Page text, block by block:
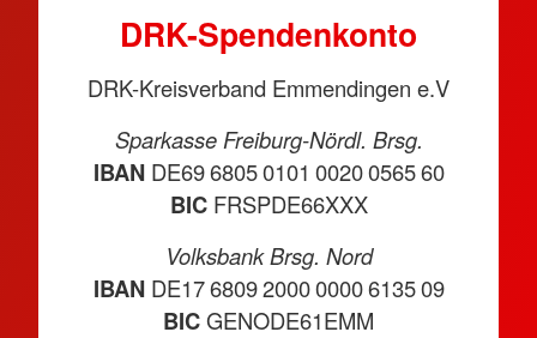
DRK-Spendenkonto
DRK-Kreisverband Emmendingen e.V
Sparkasse Freiburg-Nördl. Brsg.
IBANDE69 6805 0101 0020 0565 60
BICFRSPDE66XXX
Volksbank Brsg. Nord
IBANDE17 6809 2000 0000 6135 09
BICGENODE61EMM